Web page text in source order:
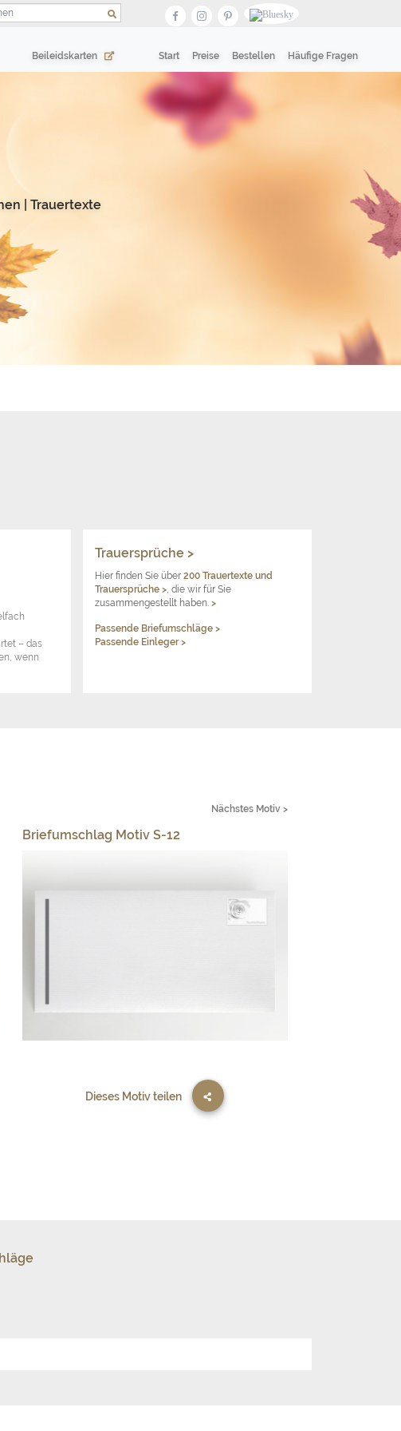
Beileidskarten Start(current)
Preise(current)
Bestellen Häufige Fragen
Trauertexte
– das
wenn
Trauersprüche >
Hier finden Sie über 200 Trauertexte und
Trauersprüche >, die wir für Sie
zusammengestellt haben. >
Passende Briefumschläge >
Passende Einleger >
Nächstes Motiv >
Briefumschlag Motiv S-12
Dieses Motiv teilen